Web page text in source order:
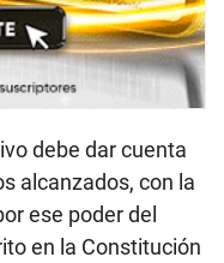
debe dar cuenta
alcanzados, con la
ese poder del
en la Constitución